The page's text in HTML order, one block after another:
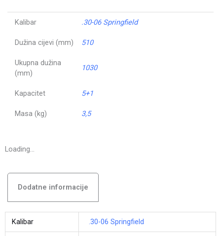
Kalibar .30-06 Springfield
Dužina cijevi (mm) 510
Ukupna dužina
(mm)
1030
Kapacitet 5+1
Masa (kg) 3,5
Loading...
Dodatne informacije
Kalibar .30-06 Springfield